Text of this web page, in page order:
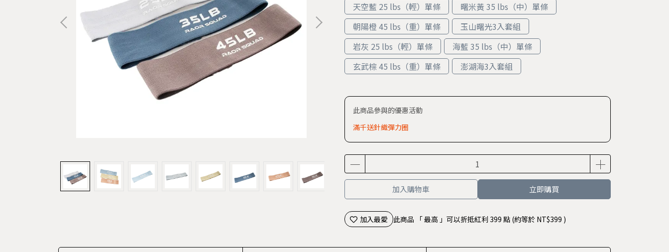
天空藍 25 lbs（輕）單條
曙米黃 35 lbs（中）單條
朝陽橙 45 lbs（重）單條
玉山曙光3入套組
岩灰 25 lbs（輕）單條
海藍 35 lbs（中）單條
玄武棕 45 lbs（重）單條
澎湖海3入套組
此商品參與的優惠活動
滿千送針織彈力圈
加入購物車 立即購買
加入最愛 此商品 「 最高 」可以折抵紅利 399 點 (約等於 NT$399 )